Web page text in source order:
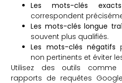
Les mots-clés
correspondent
Les mots-clés longue
souvent plus qualifiés.
Les mots-clés négatifs
non pertinents et éviter
Utilisez des outils comme
rapports de requêtes